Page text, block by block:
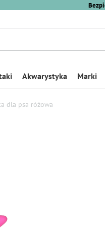
Akwarystyka Marki
dla psa różowa